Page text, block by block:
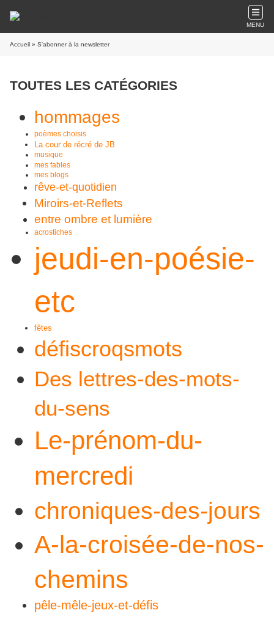
MENU
Accueil » S'abonner à la newsletter
TOUTES LES CATÉGORIES
hommages
poèmes choisis
La cour de récré de JB
musique
mes fables
mes blogs
rêve-et-quotidien
Miroirs-et-Reflets
entre ombre et lumière
acrostiches
jeudi-en-poésie-
etc
fêtes
défiscroqsmots
Des lettres-des-mots-
du-sens
Le-prénom-du-
mercredi
chroniques-des-jours
A-la-croisée-de-nos-
chemins
pêle-mêle-jeux-et-défis